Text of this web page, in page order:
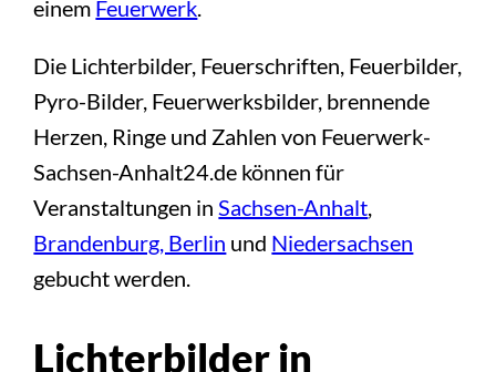
einem Feuerwerk.
Die Lichterbilder, Feuerschriften, Feuerbilder,
Pyro-Bilder, Feuerwerksbilder, brennende
Herzen, Ringe und Zahlen von Feuerwerk-
Sachsen-Anhalt24.de können für
Veranstaltungen inSachsen-Anhalt,
Brandenburg, Berlin und Niedersachsen
gebucht werden.
Lichterbilder in